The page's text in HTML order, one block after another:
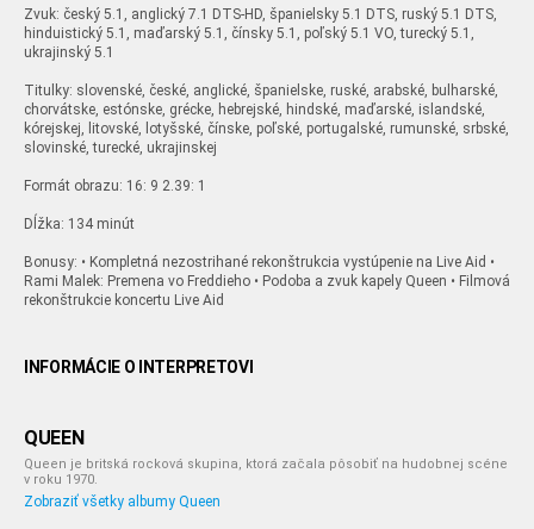
Zvuk: český 5.1, anglický 7.1 DTS-HD, španielsky 5.1 DTS, ruský 5.1 DTS,
hinduistický 5.1, maďarský 5.1, čínsky 5.1, poľský 5.1 VO, turecký 5.1,
ukrajinský 5.1
Titulky: slovenské, české, anglické, španielske, ruské, arabské, bulharské,
chorvátske, estónske, grécke, hebrejské, hindské, maďarské, islandské,
kórejskej, litovské, lotyšské, čínske, poľské, portugalské, rumunské, srbské,
slovinské, turecké, ukrajinskej
Formát obrazu: 16: 9 2.39: 1
Dĺžka: 134 minút
Bonusy: • Kompletná nezostrihané rekonštrukcia vystúpenie na Live Aid •
Rami Malek: Premena vo Freddieho • Podoba a zvuk kapely Queen • Filmová
rekonštrukcie koncertu Live Aid
INFORMÁCIE O INTERPRETOVI
QUEEN
Queen je britská rocková skupina, ktorá začala pôsobiť na hudobnej scéne
v roku 1970.
Zobraziť všetky albumy Queen